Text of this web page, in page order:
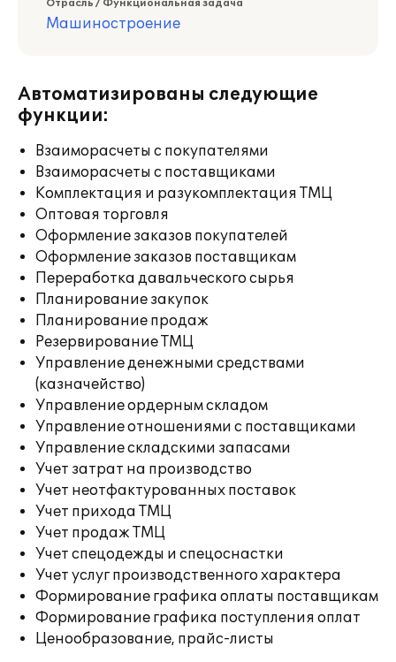
Отрасль / Функциональная задача
Машиностроение
Автоматизированы следующие
функции:
Взаиморасчеты с покупателями
Взаиморасчеты с поставщиками
Комплектация и разукомплектация ТМЦ
Оптовая торговля
Оформление заказов покупателей
Оформление заказов поставщикам
Переработка давальческого сырья
Планирование закупок
Планирование продаж
Резервирование ТМЦ
Управление денежными средствами
(казначейство)
Управление ордерным складом
Управление отношениями с поставщиками
Управление складскими запасами
Учет затрат на производство
Учет неотфактурованных поставок
Учет прихода ТМЦ
Учет продаж ТМЦ
Учет спецодежды и спецоснастки
Учет услуг производственного характера
Формирование графика оплаты поставщикам
Формирование графика поступления оплат
Ценообразование, прайс-листы